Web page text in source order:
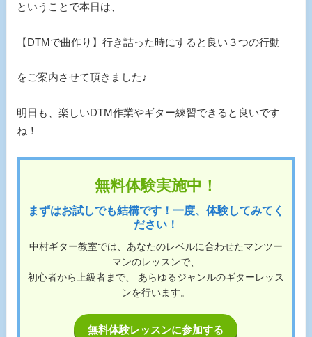
ということで本日は、
【DTMで曲作り】行き詰った時にすると良い３つの行動
をご案内させて頂きました♪
明日も、楽しいDTM作業やギター練習できると良いです
ね！
無料体験実施中！
まずはお試しでも結構です！一度、体験してみてく
ださい！
中村ギター教室では、あなたのレベルに合わせたマンツー
マンのレッスンで、
初心者から上級者まで、 あらゆるジャンルのギターレッス
ンを行います。
無料体験レッスンに参加する